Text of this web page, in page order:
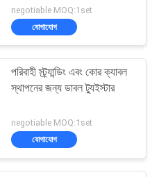
Copper Wires
negotiable MOQ:1set
যোগাযোগ
পরিবাহী স্ট্র্যান্ডিং এবং কোর ক্যাবল
স্থাপনের জন্য ডাবল ট্যুইস্টার
negotiable MOQ:1set
যোগাযোগ